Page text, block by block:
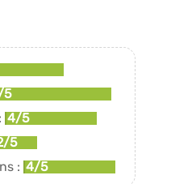
5
4/5
5
: 4/5